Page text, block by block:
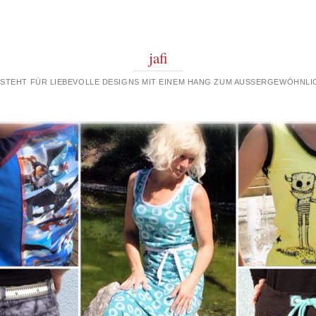
jafi
FÜR LIEBEVOLLE DESIGNS MIT EINEM HANG ZUM